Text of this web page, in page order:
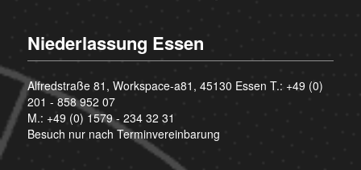
Niederlassung Essen
Alfredstraße 81, Workspace-a81, 45130 Essen T.: +49 (0)
201 - 858 952 07
M.: +49 (0) 1579 - 234 32 31
Besuch nur nach Terminvereinbarung